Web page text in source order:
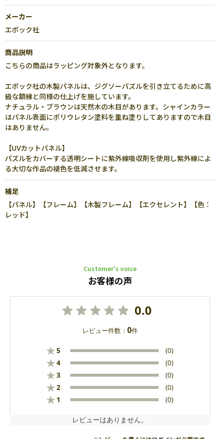
メーカー
エポック社
商品説明
こちらの商品はラッピング対象外となります。
エポック社の木製パネルは、ジグソーパズルを引き立てるために高
級な額縁と同様の仕上げを施しています。
ナチュラル・ブラウンは天然木の木目があります。シャインカラー
はパネル表面にポリウレタン塗料を重ね塗りしてありますので木目
はありません。
【UVカットパネル】
パズルをカバーする透明シートに紫外線吸収剤を使用し紫外線によ
る大切な作品の褪色を低減させます。
補足
【パネル】【フレーム】【木製フレーム】【エクセレント】【色：
レッド】
Customer’s voice
お客様の声
0.0
レビュー件数： 0件
★5 (0)
★4 (0)
★3 (0)
★2 (0)
★ 1 (0)
レビューはありません。